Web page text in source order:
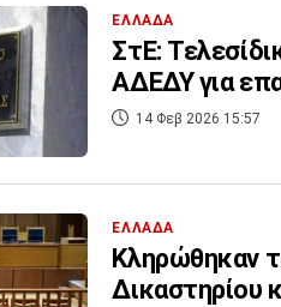
ΕΛΛΑΔΑ
ΣτΕ:
ΑΔΕΔΥ για
14 Φεβ 2026 15:57
ΕΛΛΑΔΑ
Κληρώθηκαν
Δικαστηρίου